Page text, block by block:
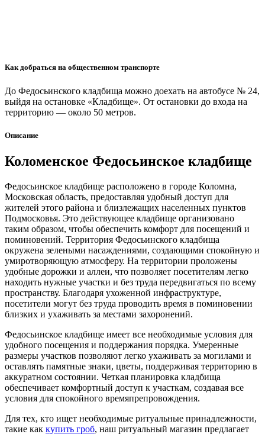
Как добраться на общественном транспорте
До Федосьинского кладбища можно доехать на автобусе № 24,
выйдя на остановке «Кладбище». От остановки до входа на
территорию — около 50 метров.
Описание
Коломенское Федосьинское кладбище
Федосьинское кладбище расположено в городе Коломна,
Московская область, предоставляя удобный доступ для
жителей этого района и близлежащих населенных пунктов
Подмосковья. Это действующее кладбище организовано
таким образом, чтобы обеспечить комфорт для посещений и
поминовений. Территория Федосьинского кладбища
окружена зелеными насаждениями, создающими спокойную и
умиротворяющую атмосферу. На территории проложены
удобные дорожки и аллеи, что позволяет посетителям легко
находить нужные участки и без труда передвигаться по всему
пространству. Благодаря ухоженной инфраструктуре,
посетители могут без труда проводить время в поминовении
близких и ухаживать за местами захоронений.
Федосьинское кладбище имеет все необходимые условия для
удобного посещения и поддержания порядка. Умеренные
размеры участков позволяют легко ухаживать за могилами и
оставлять памятные знаки, цветы, поддерживая территорию в
аккуратном состоянии. Четкая планировка кладбища
обеспечивает комфортный доступ к участкам, создавая все
условия для спокойного времяпрепровождения.
Для тех, кто ищет необходимые ритуальные принадлежности,
такие как купить гроб, наш ритуальный магазин предлагает